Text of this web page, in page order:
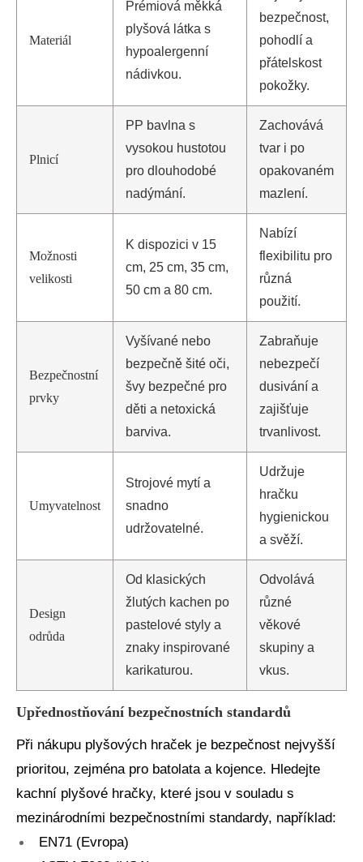
Materiál
Prémiová měkká
plyšová látka s
hypoalergenní
nádivkou.
bezpečnost,
pohodlí a
přátelskost
pokožky.
Plnicí
PP bavlna s
vysokou hustotou
pro dlouhodobé
nadýmání.
Zachovává
tvar i po
opakovaném
mazlení.
Možnosti
velikosti
K dispozici v 15
cm, 25 cm, 35 cm,
50 cm a 80 cm.
Nabízí
flexibilitu pro
různá
použití.
Bezpečnostní
prvky
Vyšívané nebo
bezpečně šité oči,
švy bezpečné pro
děti a netoxická
barviva.
Zabraňuje
nebezpečí
dusivání a
zajišťuje
trvanlivost.
Umyvatelnost
Strojové mytí a
snadno
udržovatelné.
Udržuje
hračku
hygienickou
a svěží.
Design
odrůda
Od klasických
žlutých kachen po
pastelové styly a
znaky inspirované
karikaturou.
Odvolává
různé
věkové
skupiny a
vkus.
Upřednostňování bezpečnostních standardů
Při nákupu plyšových hraček je bezpečnost nejvyšší
prioritou, zejména pro batolata a kojence. Hledejte
kachní plyšové hračky, které jsou v souladu s
mezinárodními bezpečnostními standardy, například:
EN71 (Evropa)